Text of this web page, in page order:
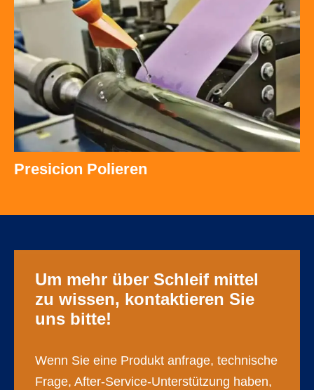
Presicion Polieren
Um mehr über Schleif mittel
zu wissen, kontaktieren Sie
uns bitte!
Wenn Sie eine Produkt anfrage, technische
Frage, After-Service-Unterstützung haben,